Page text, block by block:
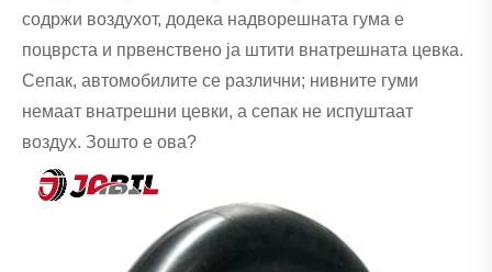
содржи воздухот, додека надворешната гума е
поцврста и првенствено ја штити внатрешната цевка.
Сепак, автомобилите се различни; нивните гуми
немаат внатрешни цевки, а сепак не испуштаат
воздух. Зошто е ова?